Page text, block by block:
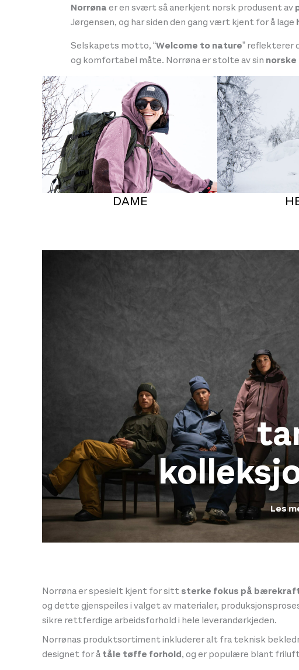
Norrønaer en svært så anerkjent norsk produsent av
Jørgensen, og har siden den gang vært kjent for å lage
Selskapets motto, “Welcome to nature” reflekterer
og komfortabel måte. Norrøna er stolte av sin norske
DAME
Les
Norrøna er spesielt kjent for sittsterke fokus på
og dette gjenspeiles i valget av materialer,
sikre rettferdige arbeidsforhold i hele leverandørkjeden.
Norrønas produktsortiment inkluderer alt fra teknisk
designet for åtåle tøffe forhold, og er populære blant